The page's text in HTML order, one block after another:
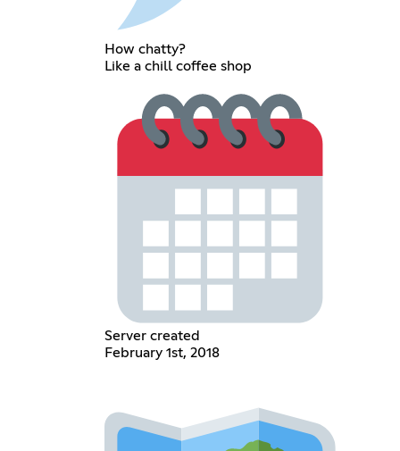
How chatty?
Like a chill coffee shop
Server created
February 1st, 2018